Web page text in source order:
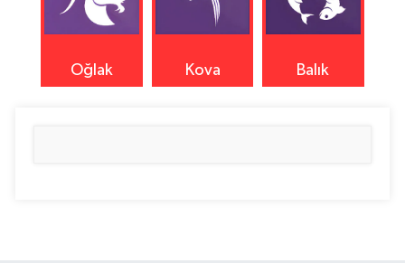
Oğlak Kova Balık